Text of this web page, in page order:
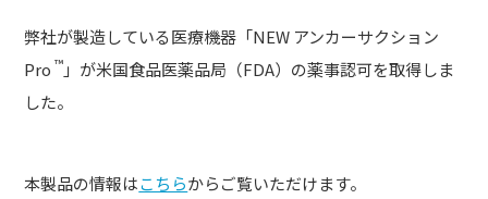
弊社が製造している医療機器「NEW アンカーサクション
Pro ™ 」が米国食品医薬品局（FDA）の薬事認可を取得しま
した。
本製品の情報はこちらからご覧いただけます。